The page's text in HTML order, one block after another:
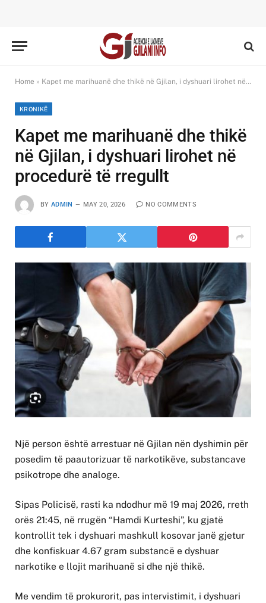
Home » Kapet me marihuanë dhe thikë në Gjilan, i dyshuari lirohet në procedurë të rregullt
KRONIKË
Kapet me marihuanë dhe thikë
në Gjilan, i dyshuari lirohet në
procedurë të rregullt
BY ADMIN MAY 20, 2026 NO COMMENTS
Një person është arrestuar në Gjilan nën dyshimin për
posedim të paautorizuar të narkotikëve, substancave
psikotrope dhe analoge.
Sipas Policisë, rasti ka ndodhur më 19 maj 2026, rreth
orës 21:45, në rrugën “Hamdi Kurteshi”, ku gjatë
kontrollit tek i dyshuari mashkull kosovar janë gjetur
dhe konfiskuar 4.67 gram substancë e dyshuar
narkotike e llojit marihuanë si dhe një thikë.
Me vendim të prokurorit, pas intervistimit, i dyshuari